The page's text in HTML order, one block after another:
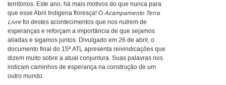
territórios. Este ano, há mais motivos do que nunca para
que esse Abril Indígena floresça! O Acampamento Terra
Livre foi destes acontecimentos que nos nutrem de
esperanças e reforçam a importância de que sejamos
aliadas e sigamos juntos. Divulgado em 26 de abril, o
documento final do 15º ATL apresenta reivindicações que
dizem muito sobre a atual conjuntura. Suas palavras nos
indicam caminhos de esperança na construção de um
outro mundo: